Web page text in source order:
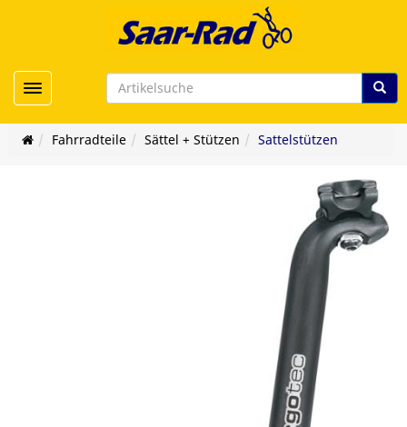
Toggle navigation
Fahrradteile Sättel + Stützen Sattelstützen